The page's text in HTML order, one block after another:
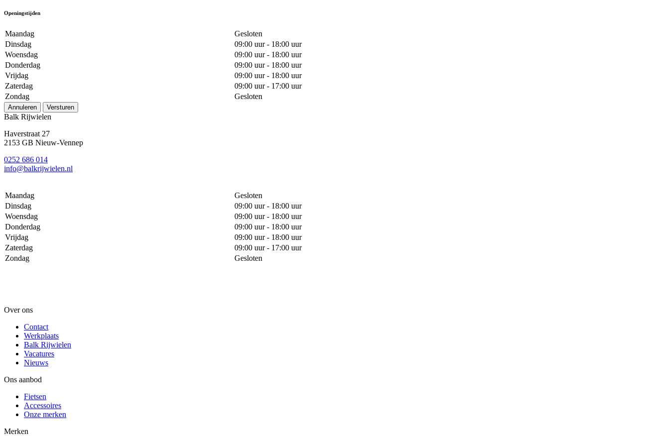
Openingstijden
Maandag
Gesloten
Dinsdag
09:00 uur - 18:00 uur
Woensdag
09:00 uur - 18:00 uur
Donderdag
09:00 uur - 18:00 uur
Vrijdag
09:00 uur - 18:00 uur
Zaterdag
09:00 uur - 17:00 uur
Zondag
Gesloten
Annuleren Versturen
Balk Rijwielen
Haverstraat 27
2153 GB Nieuw-Vennep
0252 686 014
info@balkrijwielen.nl
Maandag
Gesloten
Dinsdag
09:00 uur - 18:00 uur
Woensdag
09:00 uur - 18:00 uur
Donderdag
09:00 uur - 18:00 uur
Vrijdag
09:00 uur - 18:00 uur
Zaterdag
09:00 uur - 17:00 uur
Zondag
Gesloten
Over ons
Contact
Werkplaats
Balk Rijwielen
Vacatures
Nieuws
Ons aanbod
Fietsen
Accessoires
Onze merken
Merken